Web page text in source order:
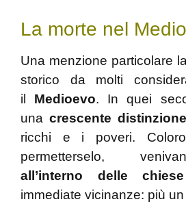
La morte nel
Una menzione particolare
storico da molti
il Medioevo. In quei
unacrescente distinzione
ricchi e i poveri.
permetterselo,
all’interno delle chiese
immediate vicinanze: più